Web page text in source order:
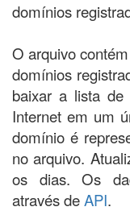
domínios
O arquivo
domínios
baixar a lista de
Internet em um
domínio é
no arquivo.
os dias. Os
através deAPI.